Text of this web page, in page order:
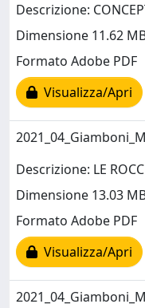
Descrizione:
Dimensione 11.62
Formato Adobe PDF
Visualizza/Apri
Descrizione: LE
Dimensione 13.03
Formato Adobe PDF
Visualizza/Apri